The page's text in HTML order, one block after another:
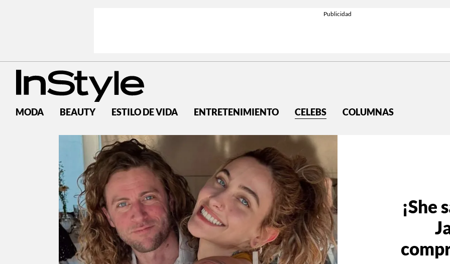
MODA BEAUTY ESTILO DE VIDA ENTRETENIMIENTO CELEBS COLUMNAS
¡She